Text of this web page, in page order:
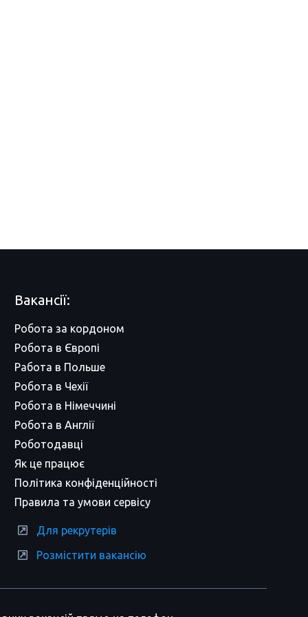
Вакансії:
Робота за кордоном
Робота в Європі
Работа в Польше
Робота в Чехії
Робота в Німеччині
Робота в Англії
Роботодавці
Як це працює
Політика конфіденційності
Правила та умови сервісу
Для рекрутерів
Розмістити вакансію